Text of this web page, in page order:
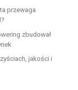
przewaga
zbudował
jakości i